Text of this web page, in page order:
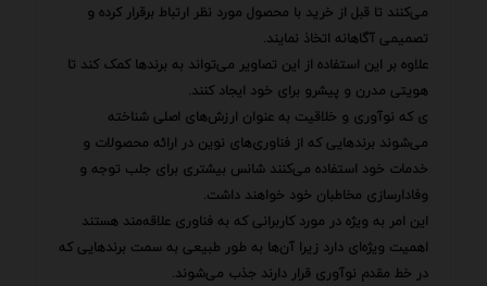
می‌کنند تا قبل از خرید با محصول مورد نظر ارتباط برقرار کرده و
تصمیمی آگاهانه اتخاذ نمایند.
علاوه بر این استفاده از این تصاویر می‌تواند به برندها کمک کند تا
هویتی مدرن و پیشرو برای خود ایجاد کنند.
ی که نوآوری و خلاقیت به عنوان ارزش‌های اصلی شناخته
می‌شوند برندهایی که از فناوری‌های نوین در ارائه محصولات و
خدمات خود استفاده می‌کنند شانس بیشتری برای جلب توجه و
وفادارسازی مخاطبان خود خواهند داشت.
این امر به ویژه در مورد کاربرانی که به فناوری علاقه‌مند هستند
اهمیت ویژه‌ای دارد زیرا آن‌ها به طور طبیعی به سمت برندهایی که
در خط مقدم نوآوری قرار دارند جذب می‌شوند.